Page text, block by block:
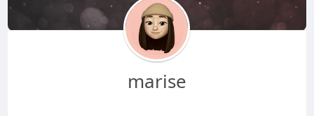
marise